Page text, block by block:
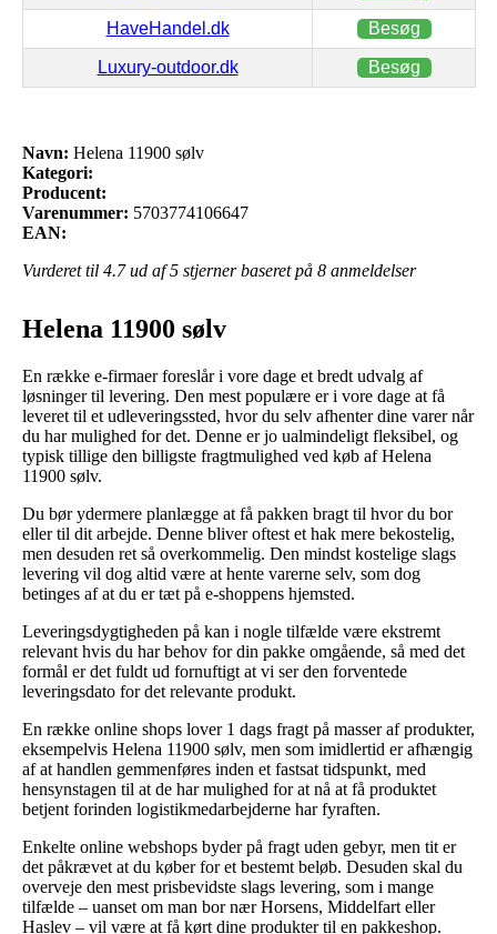
HaveHandel.dk Besøg
Luxury-outdoor.dk Besøg
Navn: Helena 11900 sølv
Kategori:
Producent:
Varenummer: 5703774106647
EAN:
Vurderet til 4.7ud af 5 stjerner baseret på 8 anmeldelser
Helena 11900 sølv
En række e-firmaer foreslår i vore dage et bredt udvalg af
løsninger til levering. Den mest populære er i vore dage at få
leveret til et udleveringssted, hvor du selv afhenter dine varer når
du har mulighed for det. Denne er jo ualmindeligt fleksibel, og
typisk tillige den billigste fragtmulighed ved køb af Helena
11900 sølv.
Du bør ydermere planlægge at få pakken bragt til hvor du bor
eller til dit arbejde. Denne bliver oftest et hak mere bekostelig,
men desuden ret så overkommelig. Den mindst kostelige slags
levering vil dog altid være at hente varerne selv, som dog
betinges af at du er tæt på e-shoppens hjemsted.
Leveringsdygtigheden på kan i nogle tilfælde være ekstremt
relevant hvis du har behov for din pakke omgående, så med det
formål er det fuldt ud fornuftigt at vi ser den forventede
leveringsdato for det relevante produkt.
En række online shops lover 1 dags fragt på masser af produkter,
eksempelvis Helena 11900 sølv, men som imidlertid er afhængig
af at handlen gemmenføres inden et fastsat tidspunkt, med
hensynstagen til at de har mulighed for at nå at få produktet
betjent forinden logistikmedarbejderne har fyraften.
Enkelte online webshops byder på fragt uden gebyr, men tit er
det påkrævet at du køber for et bestemt beløb. Desuden skal du
overveje den mest prisbevidste slags levering, som i mange
tilfælde – uanset om man bor nær Horsens, Middelfart eller
Haslev – vil være at få kørt dine produkter til en pakkeshop.